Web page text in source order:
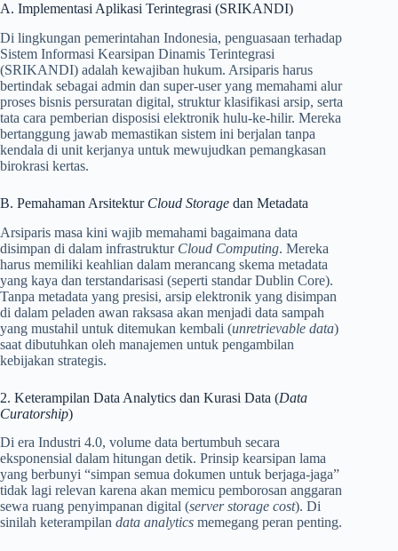
A. Implementasi Aplikasi Terintegrasi (SRIKANDI)
Di lingkungan pemerintahan Indonesia, penguasaan terhadap
Sistem Informasi Kearsipan Dinamis Terintegrasi
(SRIKANDI) adalah kewajiban hukum. Arsiparis harus
bertindak sebagai admin dan super-user yang memahami alur
proses bisnis persuratan digital, struktur klasifikasi arsip, serta
tata cara pemberian disposisi elektronik hulu-ke-hilir. Mereka
bertanggung jawab memastikan sistem ini berjalan tanpa
kendala di unit kerjanya untuk mewujudkan pemangkasan
birokrasi kertas.
B. Pemahaman Arsitektur Cloud Storage dan Metadata
Arsiparis masa kini wajib memahami bagaimana data
disimpan di dalam infrastruktur Cloud Computing. Mereka
harus memiliki keahlian dalam merancang skema metadata
yang kaya dan terstandarisasi (seperti standar Dublin Core).
Tanpa metadata yang presisi, arsip elektronik yang disimpan
di dalam peladen awan raksasa akan menjadi data sampah
yang mustahil untuk ditemukan kembali (unretrievable data)
saat dibutuhkan oleh manajemen untuk pengambilan
kebijakan strategis.
2. Keterampilan Data Analytics dan Kurasi Data (Data
Curatorship)
Di era Industri 4.0, volume data bertumbuh secara
eksponensial dalam hitungan detik. Prinsip kearsipan lama
yang berbunyi “simpan semua dokumen untuk berjaga-jaga”
tidak lagi relevan karena akan memicu pemborosan anggaran
sewa ruang penyimpanan digital (server storage cost). Di
sinilah keterampilan data analytics memegang peran penting.